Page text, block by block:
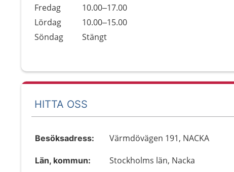
Fredag
10.00–17.00
Lördag
10.00–15.00
Söndag
Stängt
HITTA OSS
Besöksadress: Värmdövägen 191, NACKA
Län, kommun: Stockholms län, Nacka